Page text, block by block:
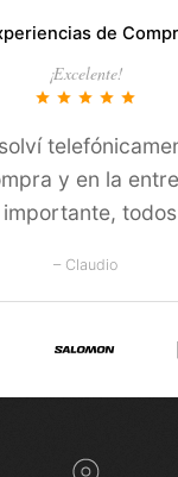
de
¡Excelente!
star star star star star
y en la
– Claudio